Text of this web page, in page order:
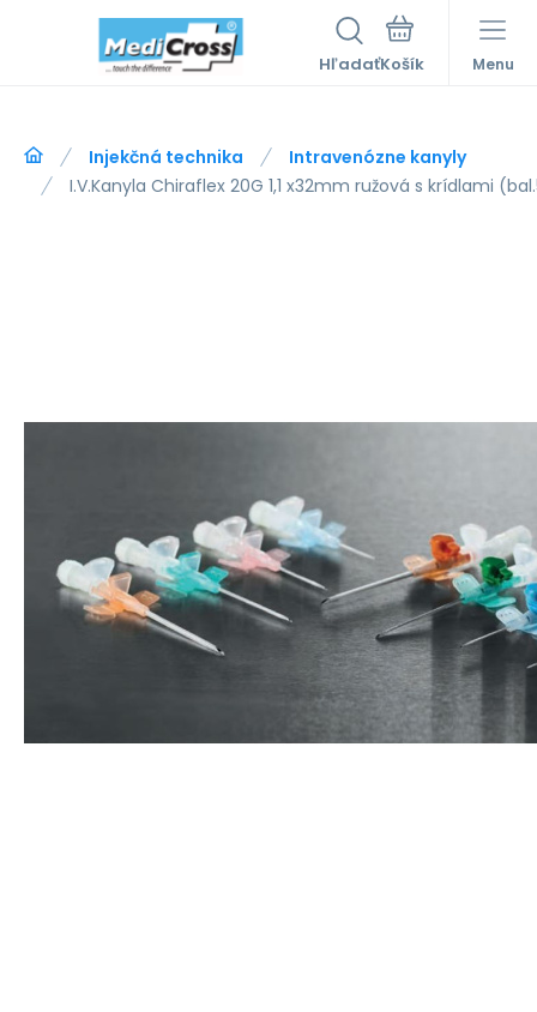
Hľadať Menu
Injekčná technika
Intravenózne kanyly
I.V.Kanyla Chiraflex 20G 1,1 x32mm ružová s krídlami